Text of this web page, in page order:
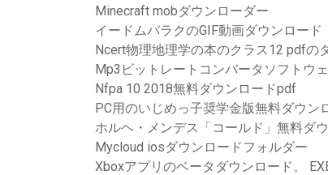
Minecraft mobダウンローダー
イードムバラクのGIF動画ダウンロード
Ncert物理地理学の本のクラス12 pdfの
Mp3ビットレートコンバータソフトウ
Nfpa 10 2018無料ダウンロードpdf
PC用のいじめっ子奨学金版無料ダウン
ホルヘ・メンデス「コールド」無料ダ
Mycloud iosダウンロードフォルダー
Xboxアプリのベータダウンロード。